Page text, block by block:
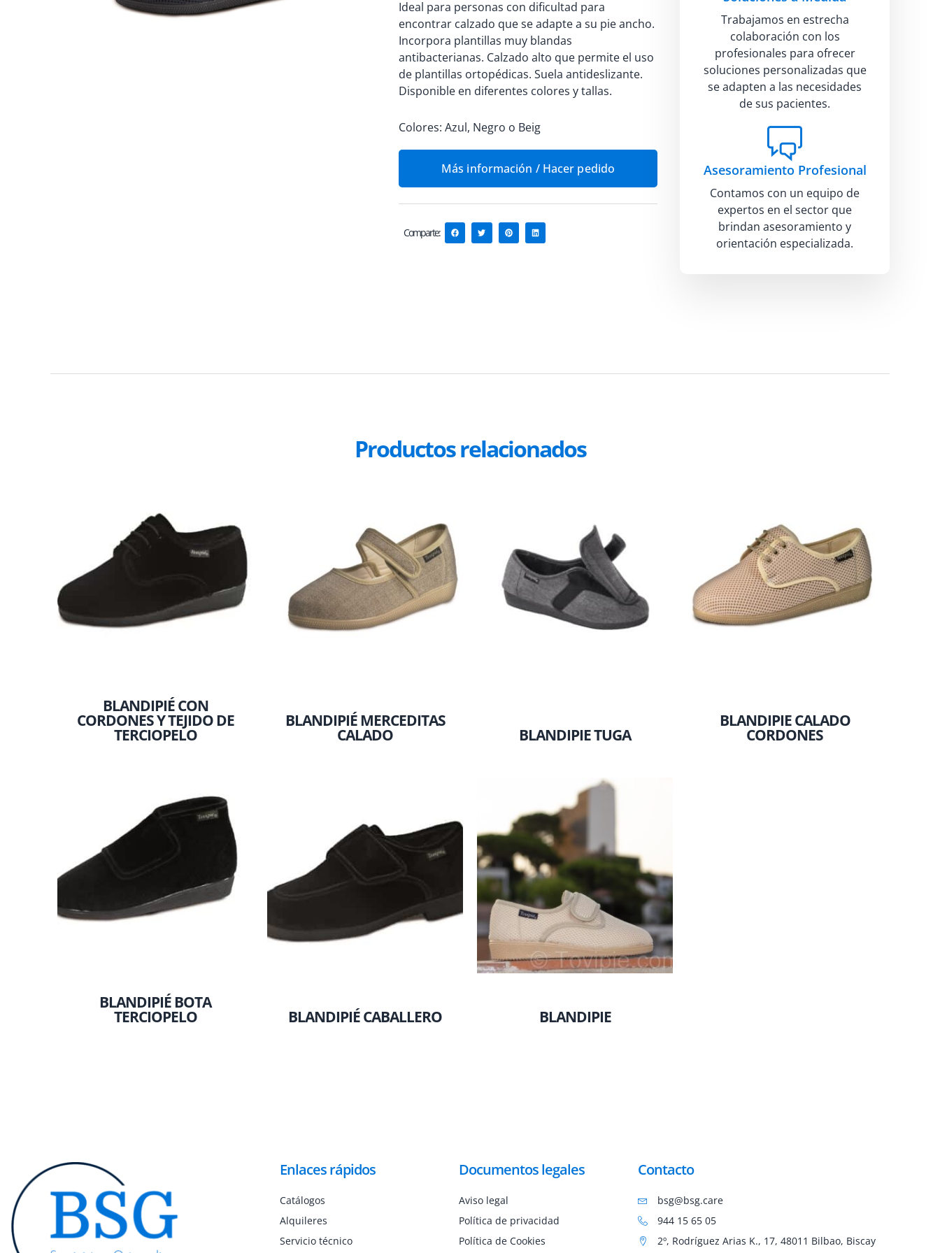
5
Ideal para personas con dificultad para
encontrar calzado que se adapte a su pie ancho.
Incorpora plantillas muy blandas
antibacterianas. Calzado alto que permite el uso
de plantillas ortopédicas. Suela antideslizante.
Disponible en diferentes colores y tallas.
Colores: Azul, Negro o Beig
Más información / Hacer pedido
Comparte:
Trabajamos en estrecha
colaboración con los
profesionales para ofrecer
soluciones personalizadas que
se adapten a las necesidades
de sus pacientes.
Asesoramiento Profesional
Contamos con un equipo de
expertos en el sector que
brindan asesoramiento y
orientación especializada.
Productos relacionados
BLANDIPIÉ CON
CORDONES Y TEJIDO DE
TERCIOPELO
BLANDIPIÉ MERCEDITAS
CALADO BLANDIPIE TUGA
BLANDIPIE CALADO
CORDONES
BLANDIPIÉ BOTA
TERCIOPELO BLANDIPIÉ CABALLERO BLANDIPIE
Enlaces rápidos
Catálogos
Alquileres
Servicio técnico
Documentos legales
Aviso legal
Política de privacidad
Política de Cookies
Contacto
bsg@bsg.care
944 15 65 05
2º, Rodríguez Arias K., 17, 48011 Bilbao, Biscay